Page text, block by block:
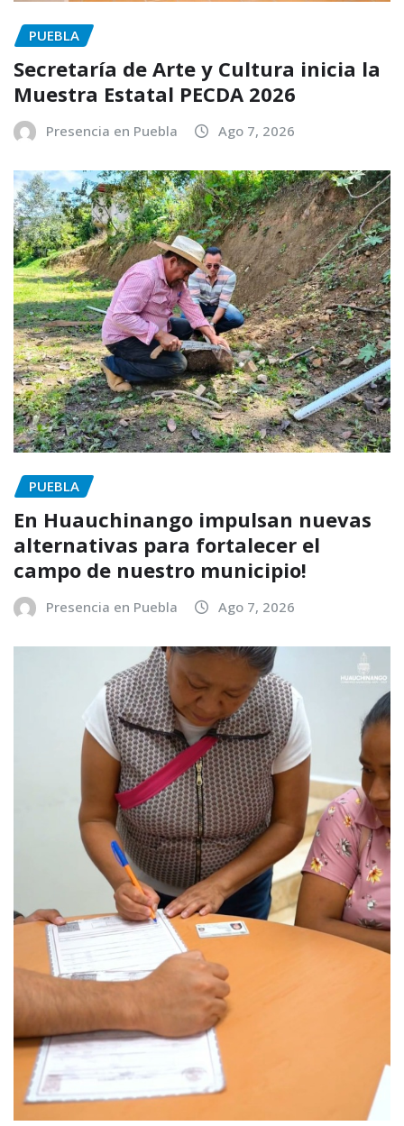
PUEBLA
Secretaría de Arte y Cultura inicia la
Muestra Estatal PECDA 2026
Presencia en Puebla Ago 7, 2026
PUEBLA
En Huauchinango impulsan nuevas
alternativas para fortalecer el
campo de nuestro municipio!
Presencia en Puebla Ago 7, 2026